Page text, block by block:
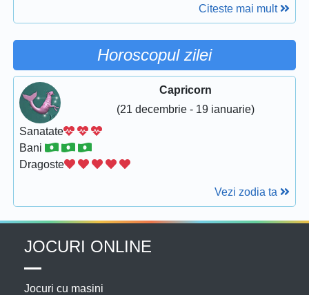
Citeste mai mult
Horoscopul zilei
Capricorn
(21 decembrie - 19 ianuarie)
Sanatate
Bani
Dragoste
Vezi zodia ta
JOCURI ONLINE
Jocuri cu masini